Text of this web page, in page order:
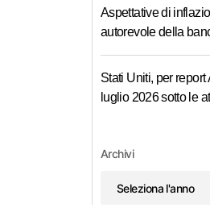
Aspettative di
autorevole della
Stati Uniti, per
luglio 2026 sotto le
Archivi